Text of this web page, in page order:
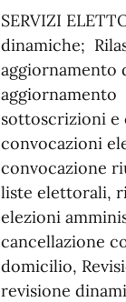
SERVIZI
dinamiche;
aggiornamento
sottoscrizioni e
convocazioni
convocazione
liste elettorali,
elezioni
cancellazione
domicilio,
revisione